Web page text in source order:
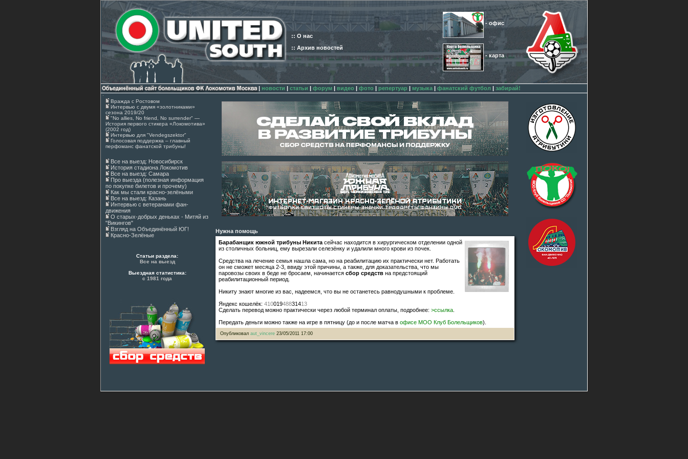
:: О нас
:: Архив новостей
- офис
- карта
| новости | статьи | форум | видео | фото | репертуар | музыка | фанатский футбол | забирай!
Вражда с Ростовом
Интервью с двумя «золотниками»
сезона 2019/20
"No allies, No friend, No surrender" —
История первого стикера «Локомотива»
(2002 год)
Интервью для "Vendegszektor"
Голосовая поддержка – главный
перфоманс фанатской трибуны!
Все на выезд: Новосибирск
История стадиона Локомотив
Все на выезд: Самара
Про выезда (полезная информация
по покупке билетов и прочему)
Как мы стали красно-зелёными
Все на выезд: Казань
Интервью с ветеранами фан-
движения
О старых-добрых деньках - Митяй из
"Викингов"
Взгляд на Объединённый ЮГ!
Красно-Зелёные
Статьи раздела:
Все на выезд
Выездная статистика:
с 1981 года
Нужна помощь
Барабанщик южной трибуны Никита сейчас находится в хирургическом отделении одной
из столичных больниц, ему вырезали селезёнку и удалили много крови из почек.
Средства на лечение семья нашла сама, но на реабилитацию их практически нет. Работать
он не сможет месяца 2-3, ввиду этой причины, а также, для доказательства, что мы
паровозы своих в беде не бросаем, начинается сбор средств на предстоящий
реабилитационный период.
Никиту знают многие из вас, надеемся, что вы не останетесь равнодушными к проблеме.
Яндекс кошелёк: 41001948831413
Сделать перевод можно практически через любой терминал оплаты, подробнее: >ссылка
Передать деньги можно также на игре в пятницу (до и после матча в офисе МОО Клуб Болельщиков).
Опубликовал aut_vincere 23/05/2011 17:00